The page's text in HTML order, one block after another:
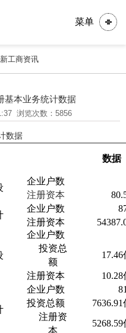
菜单
工商资讯
基本业务统计数据
浏览次数：5856
数据
数据
企业户数
注册资本
企业户数
注册资本
企业户数
投资总
额
17.46
注册资本 10.28
企业户数
投资总额
7636.91
注册资
本
5268.59